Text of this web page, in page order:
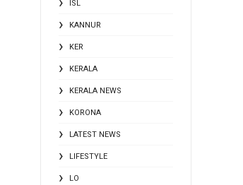
ISL
KANNUR
KER
KERALA
KERALA NEWS
KORONA
LATEST NEWS
LIFESTYLE
LO